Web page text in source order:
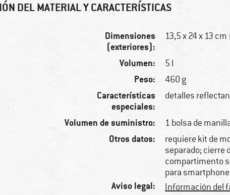
DEL MATERIAL Y CARACTERÍSTICAS
Dimensiones
(exteriores):
13,5 x 24 x 13
Volumen: 5 l
Peso: 460 g
Características
especiales:
detalles
Volumen de suministro: 1 bolsa de
Otros datos:
requiere kit de
separado; cierre
compartimento
para
Aviso legal: Información del